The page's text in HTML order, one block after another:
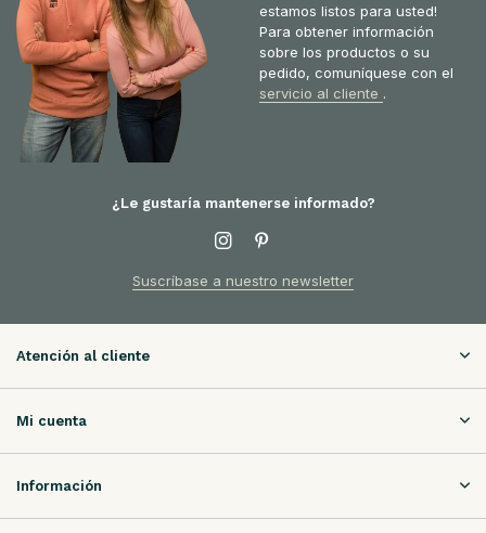
estamos listos para usted!
Para obtener información
sobre los productos o su
pedido, comuníquese con el
servicio al cliente .
¿Le gustaría mantenerse informado?
Suscríbase a nuestro newsletter
Atención al cliente
Mi cuenta
Información